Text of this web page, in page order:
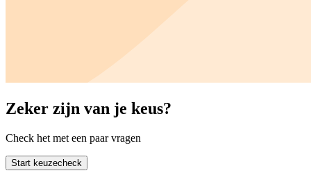
Zeker zijn van je keus?
Check het met een paar vragen
Start keuzecheck